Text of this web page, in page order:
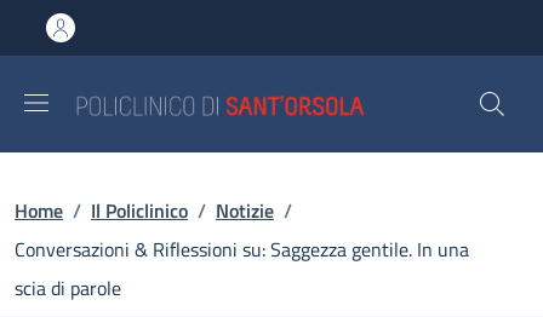
al contenuto principale
to footer content
Briciole di pane
Home / Il Policlinico / Notizie /
Conversazioni & Riflessioni su: Saggezza gentile. In una
scia di parole